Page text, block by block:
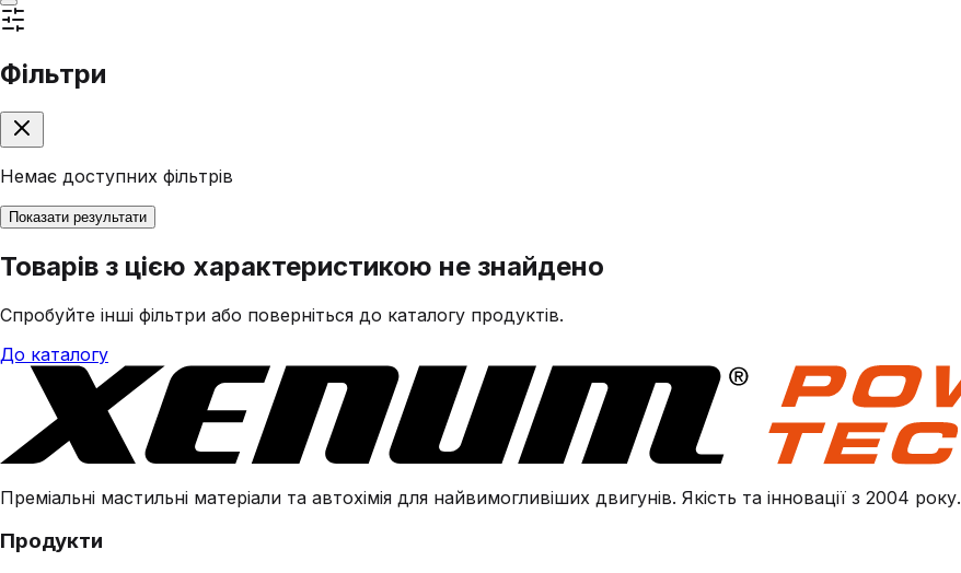
Фільтри
Немає доступних фільтрів
Показати результати
Товарів з цією характеристикою не знайдено
Спробуйте інші фільтри або поверніться до каталогу продуктів.
До каталогу
Преміальні мастильні матеріали та автохімія для найвимогливіших двигунів. Якість та інновації з 2004 року.
Продукти